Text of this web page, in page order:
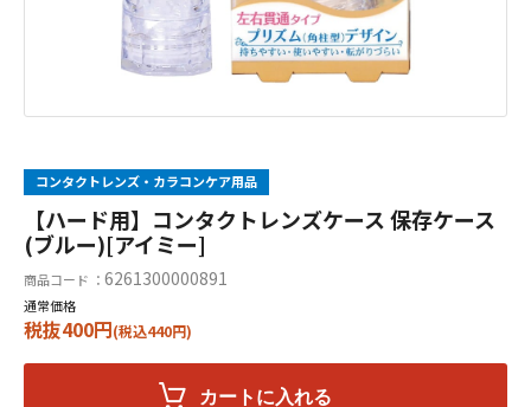
コンタクトレンズ・カラコンケア用品
【ハード用】コンタクトレンズケース 保存ケース
(ブルー)[アイミー]
商品コード ： 6261300000891
通常価格
税抜400円(税込440円)